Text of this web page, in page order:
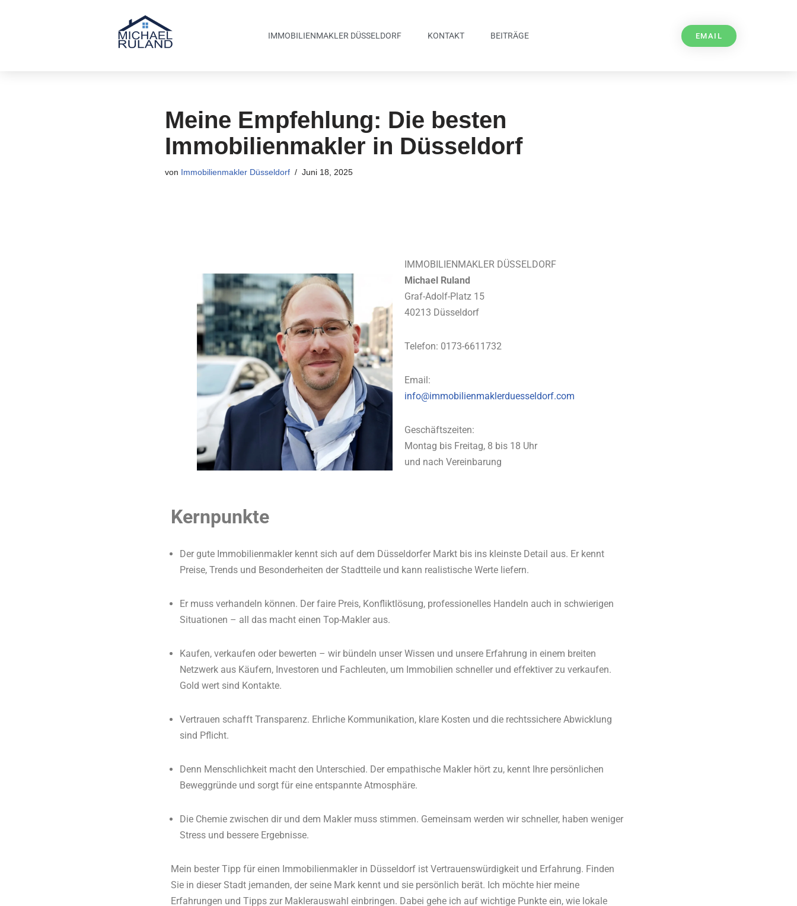
IMMOBILIENMAKLER DÜSSELDORF KONTAKT BEITRÄGE EMAIL
Meine Empfehlung: Die besten
Immobilienmakler in Düsseldorf
von Immobilienmakler Düsseldorf Juni 18, 2025
IMMOBILIENMAKLER DÜSSELDORF
Michael Ruland
Graf-Adolf-Platz 15
40213 Düsseldorf
Telefon: 0173-6611732
Email:
info@immobilienmaklerduesseldorf.com
Geschäftszeiten:
Montag bis Freitag, 8 bis 18 Uhr
und nach Vereinbarung
Kernpunkte
Der gute Immobilienmakler kennt sich auf dem Düsseldorfer Markt bis ins kleinste Detail aus. Er kennt
Preise, Trends und Besonderheiten der Stadtteile und kann realistische Werte liefern.
Er muss verhandeln können. Der faire Preis, Konfliktlösung, professionelles Handeln auch in schwierigen
Situationen – all das macht einen Top-Makler aus.
Kaufen, verkaufen oder bewerten – wir bündeln unser Wissen und unsere Erfahrung in einem breiten
Netzwerk aus Käufern, Investoren und Fachleuten, um Immobilien schneller und effektiver zu verkaufen.
Gold wert sind Kontakte.
Vertrauen schafft Transparenz. Ehrliche Kommunikation, klare Kosten und die rechtssichere Abwicklung
sind Pflicht.
Denn Menschlichkeit macht den Unterschied. Der empathische Makler hört zu, kennt Ihre persönlichen
Beweggründe und sorgt für eine entspannte Atmosphäre.
Die Chemie zwischen dir und dem Makler muss stimmen. Gemeinsam werden wir schneller, haben weniger
Stress und bessere Ergebnisse.
Mein bester Tipp für einen Immobilienmakler in Düsseldorf ist Vertrauenswürdigkeit und Erfahrung. Finden
Sie in dieser Stadt jemanden, der seine Mark kennt und sie persönlich berät. Ich möchte hier meine
Erfahrungen und Tipps zur Maklerauswahl einbringen. Dabei gehe ich auf wichtige Punkte ein, wie lokale